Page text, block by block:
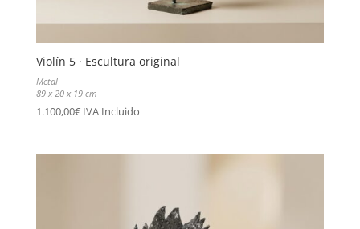
Violín 5 · Escultura original
Metal
89 x 20 x 19 cm
1.100,00€ IVA Incluido